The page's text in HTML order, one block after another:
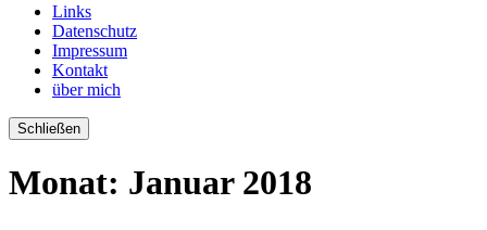
Links
Datenschutz
Impressum
Kontakt
über mich
Schließen
Monat: Januar 2018